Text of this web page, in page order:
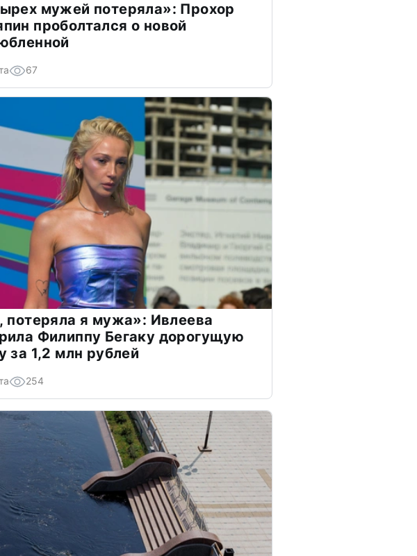
мужей потеряла»: Прохор
проболтался о новой
67
потеряла я мужа»: Ивлеева
Филиппу Бегаку дорогущую
за 1,2 млн рублей
254